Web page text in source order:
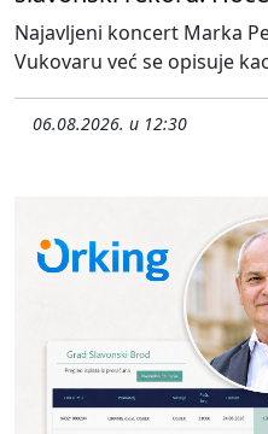
Najavljeni koncert Marka
Vukovaru već se opisuje
06.08.2026. u 12:30